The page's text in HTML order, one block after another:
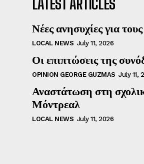
Νέες ανησυχίες για
LOCAL NEWS July 11, 2026
Οι επιπτώσεις της
OPINION GEORGE GUZMAS July 11,
Αναστάτωση στη
Μόντρεαλ
LOCAL NEWS July 11, 2026